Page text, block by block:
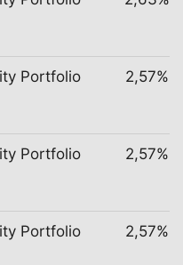
Portfolio
2,57%
Portfolio
2,57%
Portfolio
2,57%